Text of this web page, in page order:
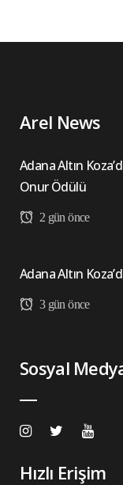
Arel News
Adana Altın
Onur Ödülü
2 gün önce
Adana Altın
3 gün önce
Sosyal
Hızlı Erişim